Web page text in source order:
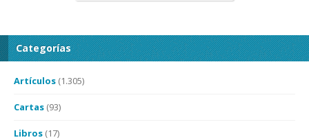
Categorías
Artículos (1.305)
Cartas (93)
Libros (17)